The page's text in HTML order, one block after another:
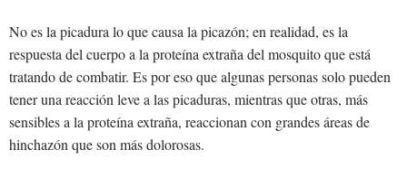
No es la picadura lo que causa la picazón; en realidad, es la
respuesta del cuerpo a la proteína extraña del mosquito que está
tratando de combatir. Es por eso que algunas personas solo pueden
tener una reacción leve a las picaduras, mientras que otras, más
sensibles a la proteína extraña, reaccionan con grandes áreas de
hinchazón que son más dolorosas.